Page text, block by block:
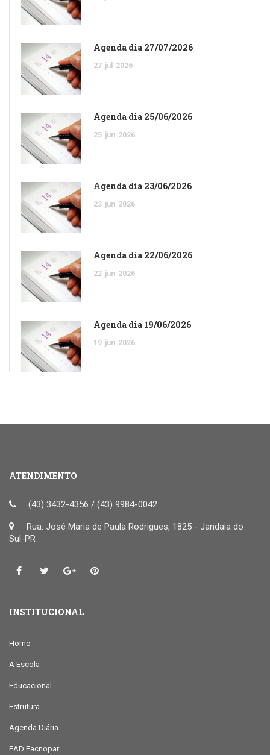
Agenda dia 27/07/2026
27 jul 2026
Agenda dia 25/06/2026
25 jun 2026
Agenda dia 23/06/2026
23 jun 2026
Agenda dia 22/06/2026
22 jun 2026
Agenda dia 19/06/2026
19 jun 2026
ATENDIMENTO
(43) 3432-4356 / (43) 9984-0042
Rua: José Maria de Paula Rodrigues, 1825 - Jandaia do
Sul-PR
INSTITUCIONAL
Home
A Escola
Educacional
Estrutura
Agenda Diária
EAD Facnopar